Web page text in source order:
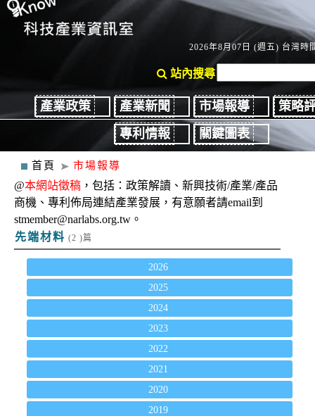
2026年8月07日 (週五) 台灣時
站內搜尋
產業政策 產業新聞 市場報導
策略
專利情報
關鍵圖表
首頁 市場報導
@本網站徵稿 ，包括：政策解讀、新興技術/產業/產品
商機、專利佈局連結產業發展，有意願者請email到
stmember@narlabs.org.tw。
先端材料 (2 )篇
2026
2025
2024
2023
2022
2021
2020
2019